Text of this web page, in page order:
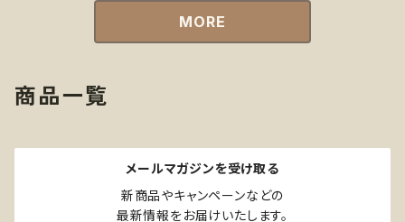
MORE
商品一覧
メールマガジンを受け取る
新商品やキャンペーンなどの
最新情報をお届けいたします。